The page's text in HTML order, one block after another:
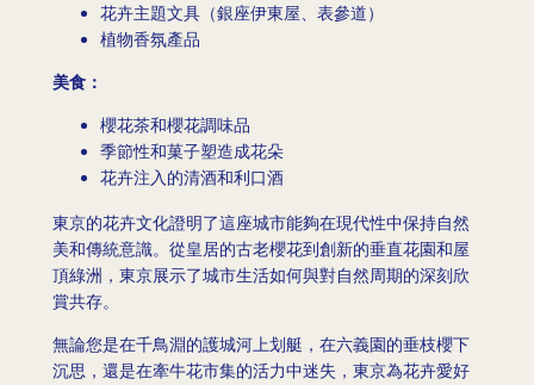
花卉主題文具（銀座伊東屋、表參道）
植物香氛產品
美食：
櫻花茶和櫻花調味品
季節性和菓子塑造成花朵
花卉注入的清酒和利口酒
東京的花卉文化證明了這座城市能夠在現代性中保持自然
美和傳統意識。從皇居的古老櫻花到創新的垂直花園和屋
頂綠洲，東京展示了城市生活如何與對自然周期的深刻欣
賞共存。
無論您是在千鳥淵的護城河上划艇，在六義園的垂枝櫻下
沉思，還是在牽牛花市集的活力中迷失，東京為花卉愛好